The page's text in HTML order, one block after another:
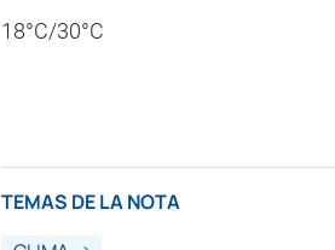
18°C/30°C
TEMAS DE LA NOTA